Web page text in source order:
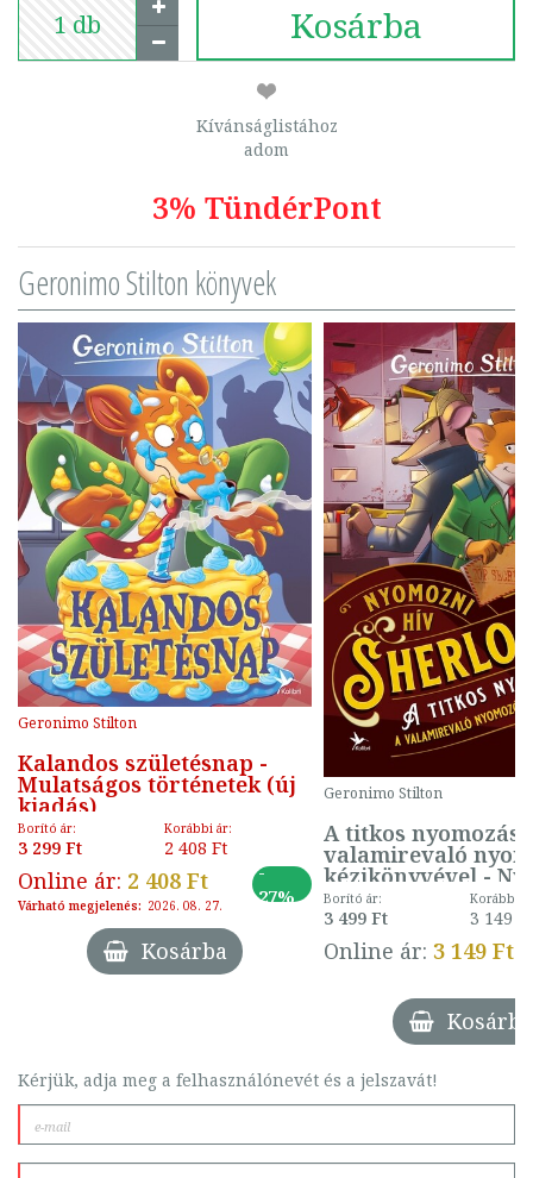
Kosárba
Kívánságlistához
adom
3% TündérPont
Geronimo Stilton könyvek
Geronimo Stilton
Kalandos születésnap -
Mulatságos történetek (új
kiadás)
Borító ár:
3 299 Ft
Korábbi ár:
2 408 Ft
Online ár: 2 408 Ft
-
27%
Várható megjelenés: 2026. 08. 27.
Kosárba
Geronimo Stilton
A titkos nyomozás
valamirevaló
kézikönyvével -
hív Sherlocco
Borító ár:
3 499 Ft
Korábbi
3 149 Ft
Online ár: 3 149 Ft
Kosárba
Kérjük, adja meg a felhasználónevét és a jelszavát!